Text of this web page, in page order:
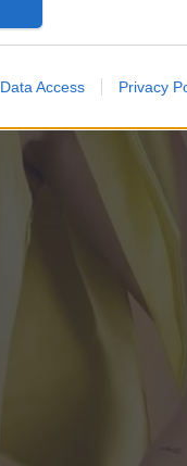
Data Access Privacy